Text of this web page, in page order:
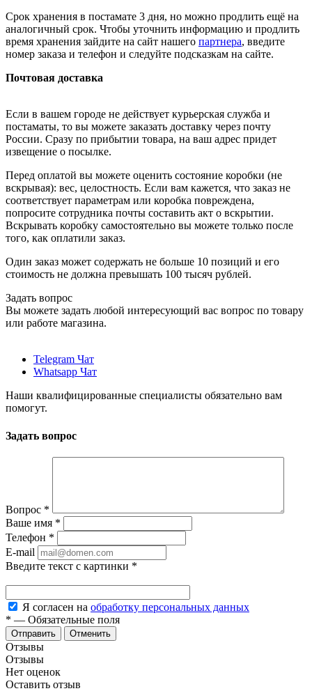
Срок хранения в постамате 3 дня, но можно продлить ещё на
аналогичный срок. Чтобы уточнить информацию и продлить
время хранения зайдите на сайт нашего партнера, введите
номер заказа и телефон и следуйте подсказкам на сайте.
Почтовая доставка
Если в вашем городе не действует курьерская служба и
постаматы, то вы можете заказать доставку через почту
России. Сразу по прибытии товара, на ваш адрес придет
извещение о посылке.
Перед оплатой вы можете оценить состояние коробки (не
вскрывая): вес, целостность. Если вам кажется, что заказ не
соответствует параметрам или коробка повреждена,
попросите сотрудника почты составить акт о вскрытии.
Вскрывать коробку самостоятельно вы можете только после
того, как оплатили заказ.
Один заказ может содержать не больше 10 позиций и его
стоимость не должна превышать 100 тысяч рублей.
Задать вопрос
Вы можете задать любой интересующий вас вопрос по товару
или работе магазина.
Telegram Чат
Whatsapp Чат
Наши квалифицированные специалисты обязательно вам
помогут.
Задать вопрос
Вопрос *
Ваше имя *
Телефон *
E-mail
Введите текст с картинки *
Я согласен на обработку персональных данных
* — Обязательные поля
Отменить
Отзывы
Отзывы
Нет оценок
Оставить отзыв